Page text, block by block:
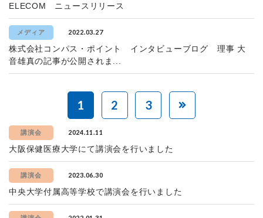
ELECOM ニュースリリース
メディア 2022.03.27
株式会社コンパス・ポイント インタビューブログ 理事 大
音雄真の記事が公開されま...
1 2 3
講演会 2024.11.11
大阪保健医療大学にて講演会を行いました
講演会 2023.06.30
中央大学付属高等学校で講演会を行いました